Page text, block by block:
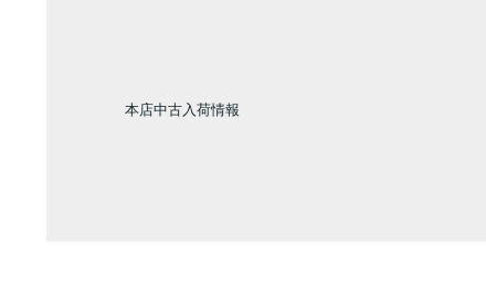
本店中古入荷情報